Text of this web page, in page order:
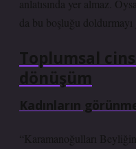
anlatısında yer almaz.
da bu boşluğu doldurmayı
Toplumsal
dönüşüm
Kadınların
“Karamanoğulları